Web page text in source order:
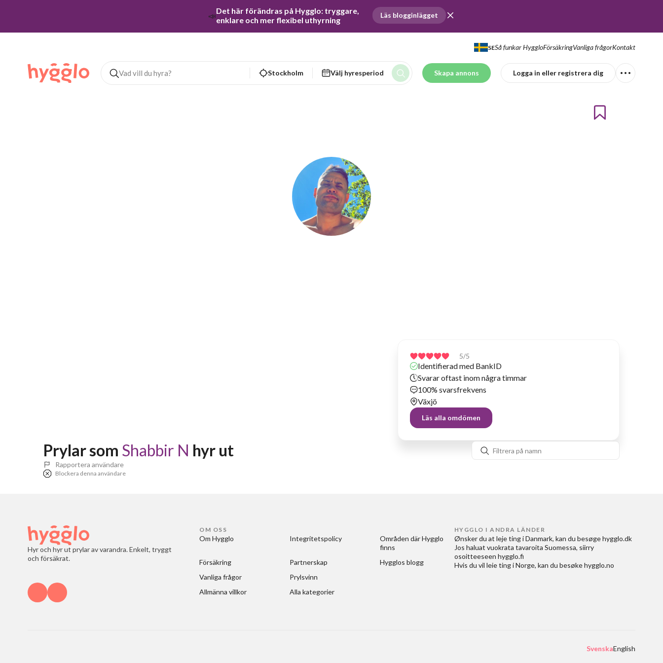
📣Det här förändras på Hygglo: tryggare,
enklare och mer flexibel uthyrning
Läs blogginlägget
SESå funkar HyggloFörsäkringVanliga frågorKontakt
Stockholm Välj hyresperiod Skapa annons Logga in eller registrera dig
5/5
Identifierad med BankID
Svarar oftast inom några timmar
100% svarsfrekvens
Växjö
Läs alla omdömen
Prylar som Shabbir N hyr ut
Rapportera användare
Blockera denna användare
Hyr och hyr ut prylar av varandra. Enkelt, tryggt
och försäkrat.
OM OSS
Om Hygglo
Försäkring
Vanliga frågor
Allmänna villkor
Integritetspolicy
Partnerskap
Prylsvinn
Alla kategorier
Områden där Hygglo
finns
Hygglos blogg
HYGGLO I ANDRA LÄNDER
Ønsker du at leje ting i Danmark, kan du besøge hygglo.dk
Jos haluat vuokrata tavaroita Suomessa, siirry
osoitteeseen hygglo.fi
Hvis du vil leie ting i Norge, kan du besøke hygglo.no
SvenskaEnglish